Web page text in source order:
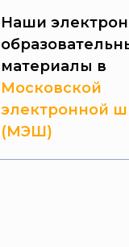
Наши
материалы в
Московской
электронной
(МЭШ)